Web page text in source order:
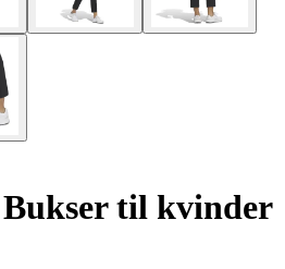
Bukser til kvinder